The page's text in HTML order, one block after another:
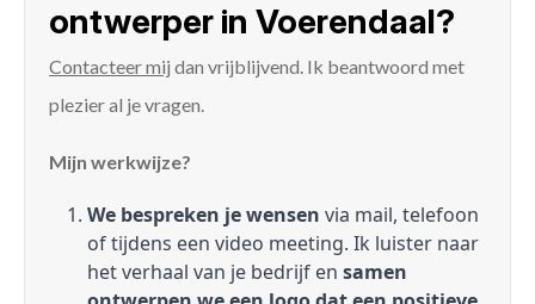
ontwerper in Voerendaal?
Contacteer mij dan vrijblijvend. Ik beantwoord met
plezier al je vragen.
Mijn werkwijze?
We bespreken je wensen via mail, telefoon
of tijdens een video meeting. Ik luister naar
het verhaal van je bedrijf en samen